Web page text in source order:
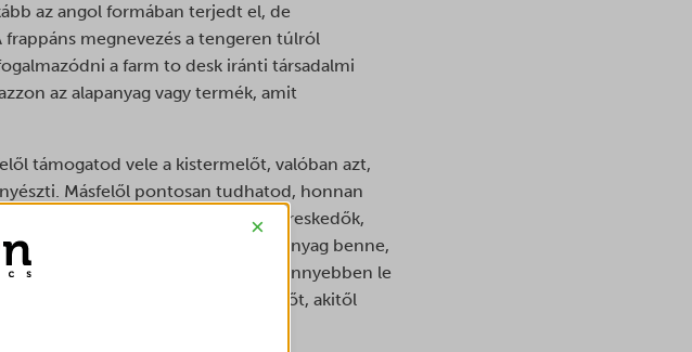
az angol formában terjedt el, de
frappáns megnevezés a tengeren túlról
a farm to desk iránti társadalmi
az alapanyag vagy termék, amit
támogatod vele a kistermelőt, valóban azt,
Másfelől pontosan tudhatod, honnan
fut végig a nagybani piacok, kereskedők,
eredetű és minőségű alapanyag benne,
Ebből következik az is, hogy könnyebben le
ha csak megkérdezed azt a termelőt, akitől
×